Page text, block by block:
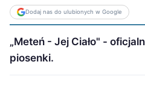
Dodaj nas do ulubionych w Google
„Meteń - Jej Ciało" -
piosenki.